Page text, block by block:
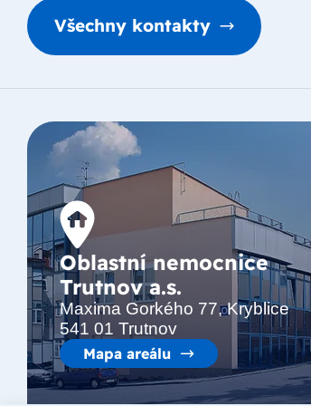
Všechny kontakty
Oblastní nemocnice
Trutnov a.s.
Maxima Gorkého 77, Kryblice
541 01 Trutnov
Mapa areálu